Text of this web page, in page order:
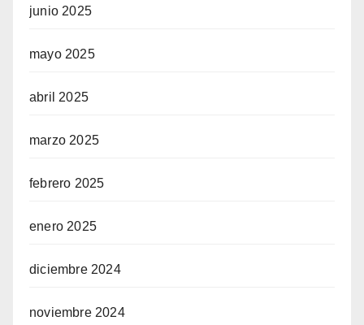
junio 2025
mayo 2025
abril 2025
marzo 2025
febrero 2025
enero 2025
diciembre 2024
noviembre 2024